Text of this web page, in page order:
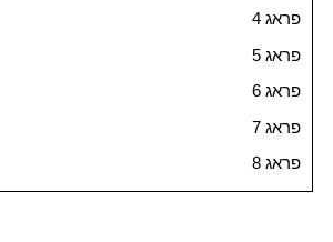
פראג 4
פראג 5
פראג 6
פראג 7
פראג 8